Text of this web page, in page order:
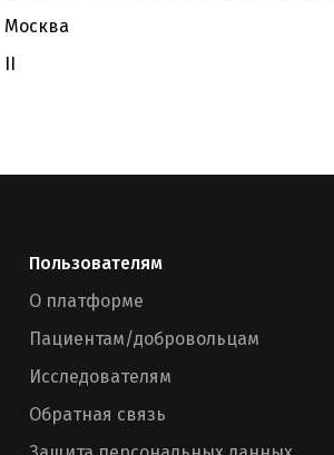
Москва
II
Пользователям
О платформе
Пациентам/добровольцам
Исследователям
Обратная связь